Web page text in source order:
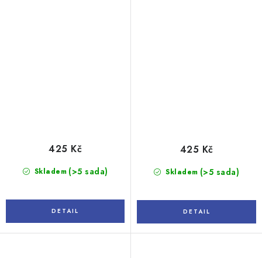
Skladem (>5 sada)
425 Kč
Skladem (>5 sada)
425 Kč